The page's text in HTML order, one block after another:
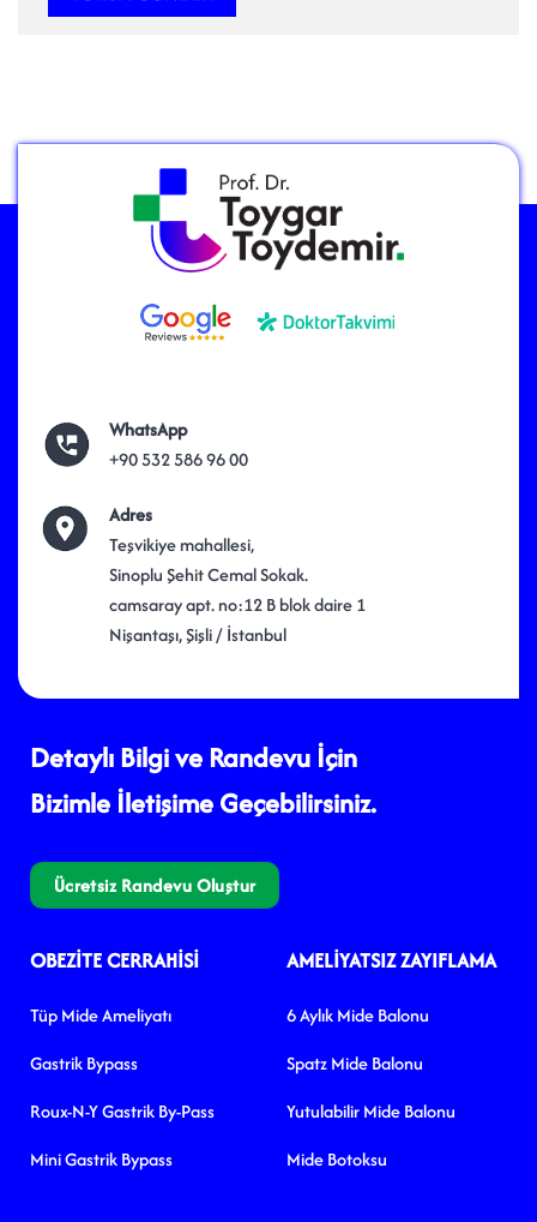
WhatsApp
+90 532 586 96 00
Adres
Teşvikiye mahallesi,
Sinoplu Şehit Cemal Sokak.
camsaray apt. no:12 B blok daire 1
Nişantaşı, Şişli / İstanbul
Detaylı Bilgi ve Randevu İçin
Bizimle İletişime Geçebilirsiniz.
Ücretsiz Randevu Oluştur
OBEZITE CERRAHISI
Tüp Mide Ameliyatı
Gastrik Bypass
Roux-N-Y Gastrik By-Pass
Mini Gastrik Bypass
AMELIYATSIZ ZAYIFLAMA
6 Aylık Mide Balonu
Spatz Mide Balonu
Yutulabilir Mide Balonu
Mide Botoksu